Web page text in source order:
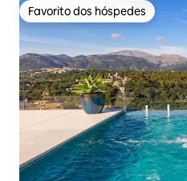
Favorito dos hóspedes
Favorito dos hóspedes